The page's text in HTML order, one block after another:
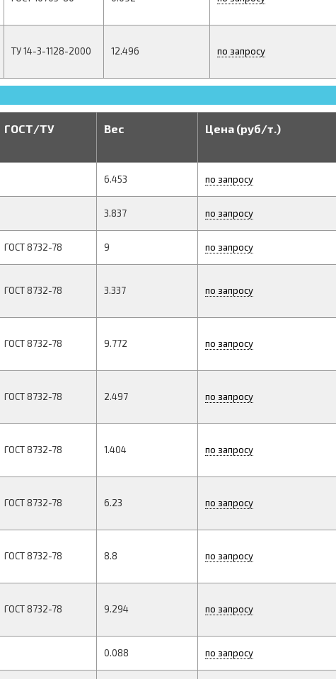
ТУ 14-3-1128-2000 12.496 по запросу
ГОСТ/ТУ Вес Цена (руб/т.)
6.453 по запросу
3.837 по запросу
ГОСТ 8732-78 9 по запросу
ГОСТ 8732-78 3.337 по запросу
ГОСТ 8732-78 9.772 по запросу
ГОСТ 8732-78 2.497 по запросу
ГОСТ 8732-78 1.404 по запросу
ГОСТ 8732-78 6.23 по запросу
ГОСТ 8732-78 8.8 по запросу
ГОСТ 8732-78 9.294 по запросу
0.088 по запросу